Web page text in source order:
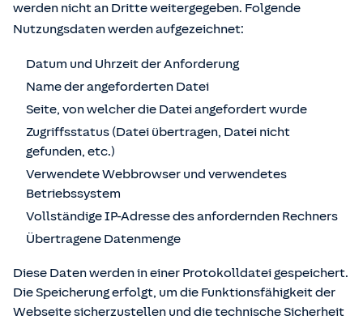
werden nicht an Dritte weitergegeben. Folgende
Nutzungsdaten werden aufgezeichnet:
Datum und Uhrzeit der Anforderung
Name der angeforderten Datei
Seite, von welcher die Datei angefordert wurde
Zugriffsstatus (Datei übertragen, Datei nicht
gefunden, etc.)
Verwendete Webbrowser und verwendetes
Betriebssystem
Vollständige IP-Adresse des anfordernden Rechners
Übertragene Datenmenge
Diese Daten werden in einer Protokolldatei gespeichert.
Die Speicherung erfolgt, um die Funktionsfähigkeit der
Webseite sicherzustellen und die technische Sicherheit